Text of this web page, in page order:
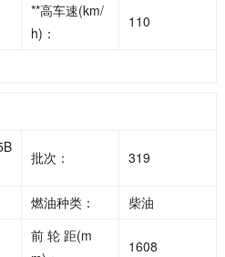
**高车速(km/
h)：
110
批次： 319
燃油种类： 柴油
前 轮 距(m
1608